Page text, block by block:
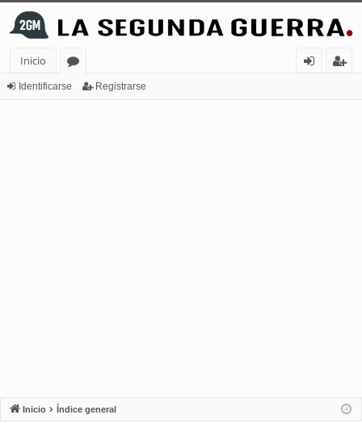
Inicio
or
Identificarse Registrarse
Inicio Índice general